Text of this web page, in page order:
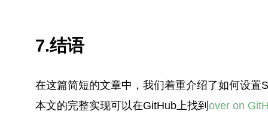
7.结语
在这篇简短的文章中，我们着重介绍了如何设
本文的完整实现可以在GitHub上找到 over on